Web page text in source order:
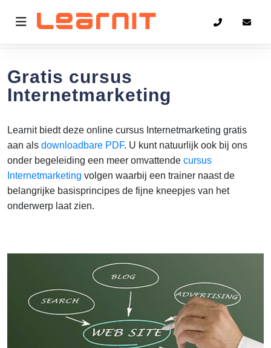
Home Internetmarketing
Gratis cursus
Internetmarketing
Learnit biedt deze online cursus Internetmarketing gratis
aan als downloadbare PDF. U kunt natuurlijk ook bij ons
onder begeleiding een meer omvattende cursus
Internetmarketing volgen waarbij een trainer naast de
belangrijke basisprincipes de fijne kneepjes van het
onderwerp laat zien.